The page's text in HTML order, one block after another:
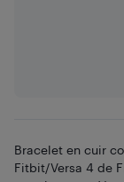
Bracelet en cuir
Fitbit/Versa 4 de